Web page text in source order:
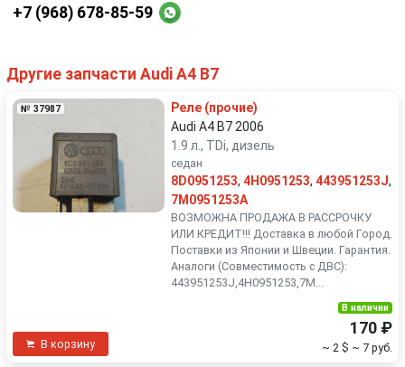
+7 (968) 678-85-59
Другие запчасти Audi A4 B7
№ 37987
Реле (прочие)
Audi A4 B7 2006
1.9 л., TDi, дизель
седан
8D0951253, 4H0951253, 443951253J,
7M0951253A
ВОЗМОЖНА ПРОДАЖА В РАССРОЧКУ
ИЛИ КРЕДИТ!!! Доставка в любой Город.
Поставки из Японии и Швеции. Гарантия.
Аналоги (Совместимость с ДВС):
443951253J,4H0951253,7M...
В корзину
В наличии
170 ₽
~ 2 $ ~ 7 руб.